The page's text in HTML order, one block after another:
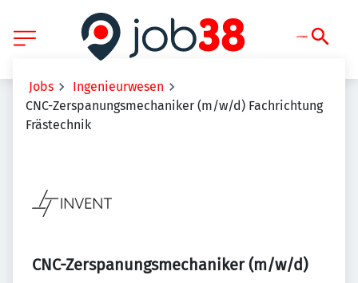
Jobs
Ingenieurwesen
CNC-Zerspanungsmechaniker (m/w/d) Fachrichtung
Frästechnik
CNC-Zerspanungsmechaniker (m/w/d)